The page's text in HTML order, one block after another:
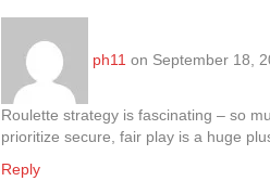
ph11 on September 18,
Roulette strategy is fascinating – so
prioritize secure, fair play is a huge
Reply